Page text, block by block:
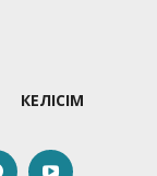
КЕЛІСІМ